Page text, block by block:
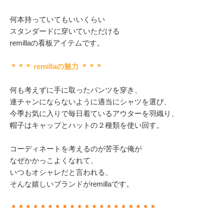
何本持っていてもいいくらい
スタンダードに穿いていただける
remillaの看板アイテムです。
＊＊＊ remillaの魅力 ＊＊＊
何も考えずに手に取ったパンツを穿き、
連チャンにならないように適当にシャツを選び、
今季お気に入りで毎日着ているアウターを羽織り、
帽子はキャップとハットの２種類を使い回す。
コーディネートを考えるのが苦手な俺が
なぜかかっこよくなれて、
いつもオシャレだと言われる、
そんな嬉しいブランドがremillaです。
＊＊＊＊＊＊＊＊＊＊＊＊＊＊＊＊＊＊＊＊